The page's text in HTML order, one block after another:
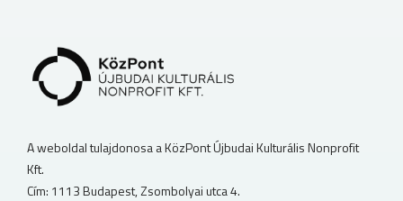
A weboldal tulajdonosa a KözPont Újbudai Kulturális Nonprofit
Kft.
Cím: 1113 Budapest, Zsombolyai utca 4.